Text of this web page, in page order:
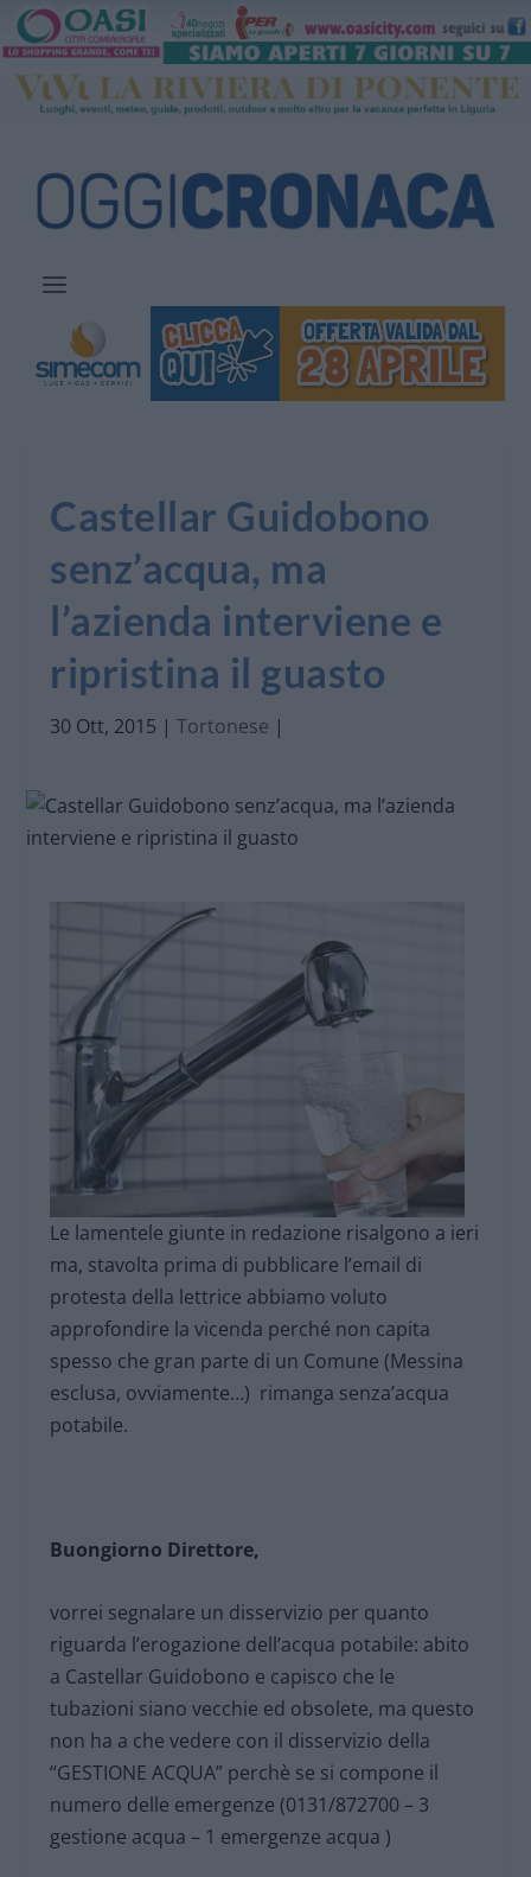
Castellar Guidobono
senz’acqua, ma
l’azienda interviene e
ripristina il guasto
30 Ott, 2015 |Tortonese |
Le lamentele giunte in redazione risalgono a ieri
ma, stavolta prima di pubblicare l’email di
protesta della lettrice abbiamo voluto
approfondire la vicenda perché non capita
spesso che gran parte di un Comune (Messina
esclusa, ovviamente…) rimanga senza’acqua
potabile.
Buongiorno Direttore,
vorrei segnalare un disservizio per quanto
riguarda l’erogazione dell’acqua potabile: abito
a Castellar Guidobono e capisco che le
tubazioni siano vecchie ed obsolete, ma questo
non ha a che vedere con il disservizio della
“GESTIONE ACQUA” perchè se si compone il
numero delle emergenze (0131/872700 – 3
gestione acqua – 1 emergenze acqua )